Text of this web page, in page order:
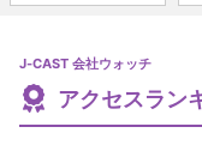
J-CAST 会社ウォッチ
アクセスラン